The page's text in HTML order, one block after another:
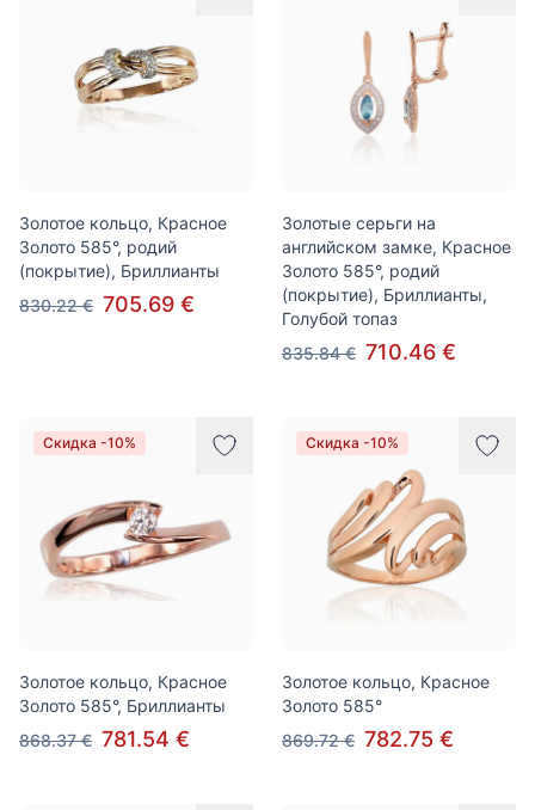
Золотое кольцо, Красное
Золото 585°, родий
(покрытие), Бриллианты
830.22 € 705.69 €
Золотые серьги на
английском замке, Красное
Золото 585°, родий
(покрытие), Бриллианты,
Голубой топаз
835.84 € 710.46 €
Скидка -10%
Золотое кольцо, Красное
Золото 585°, Бриллианты
868.37 € 781.54 €
Скидка -10%
Золотое кольцо, Красное
Золото 585°
869.72 € 782.75 €